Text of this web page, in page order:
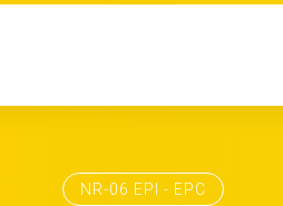
NR-06 EPI - EPC